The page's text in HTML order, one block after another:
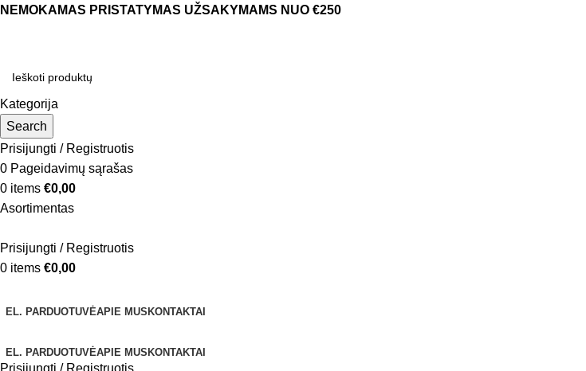
NEMOKAMAS PRISTATYMAS UŽSAKYMAMS NUO €250
Kategorija
Search
Prisijungti / Registruotis
0 Pageidavimų sąrašas
0 items €0,00
Asortimentas
Prisijungti / Registruotis
0 items €0,00
EL. PARDUOTUVĖAPIE MUS KONTAKTAI
EL. PARDUOTUVĖAPIE MUSKONTAKTAI
Prisijungti / Registruotis